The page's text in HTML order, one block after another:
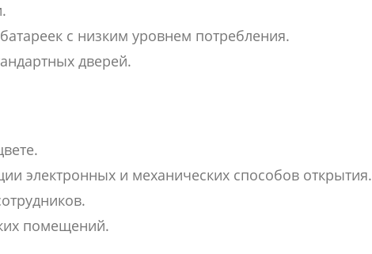
с низким уровнем потребления.
дверей.
электронных и механических способов открытия.
помещений.